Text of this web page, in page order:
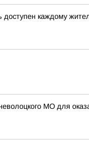
доступен каждому
МО для